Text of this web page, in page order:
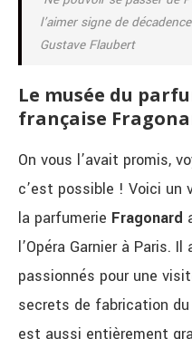
l’aimer signe de
Gustave Flaubert
Le musée du
française
On vous l’avait promis,
c’est possible ! Voici un
la parfumerie Fragonard
l’Opéra Garnier à Paris.
passionnés pour une
secrets de fabrication
est aussi entièrement